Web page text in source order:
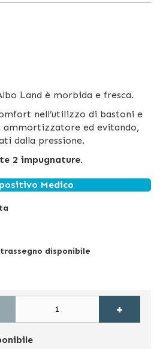
Land è morbida e fresca.
nell’utilizzo di bastoni e
ammortizzatore ed evitando,
dalla pressione.
2 impugnature.
Medico
disponibile
+